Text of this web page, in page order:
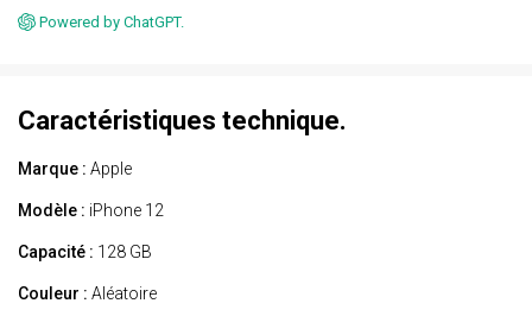
Powered by ChatGPT.
Caractéristiques technique.
Marque : Apple
Modèle : iPhone 12
Capacité : 128 GB
Couleur : Aléatoire